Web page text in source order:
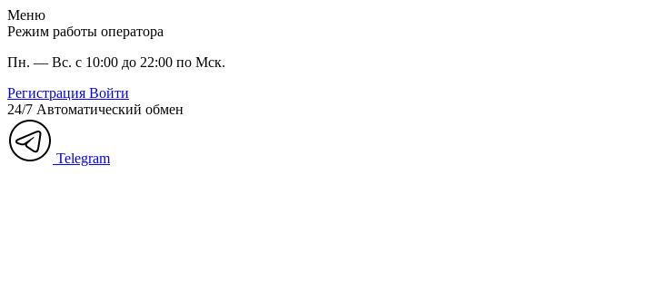
Меню
Режим работы оператора
Пн. — Вс. с 10:00 до 22:00 по Мск.
Регистрация Войти
24/7 Автоматический обмен
Telegram